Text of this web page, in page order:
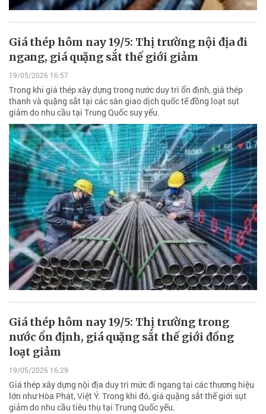
Giá thép hôm nay 19/5: Thị trường nội địa đi
ngang, giá quặng sắt thế giới giảm
19/05/2026 16:57
Trong khi giá thép xây dựng trong nước duy trì ổn định, giá thép
thanh và quặng sắt tại các sàn giao dịch quốc tế đồng loạt sụt
giảm do nhu cầu tại Trung Quốc suy yếu.
Giá thép hôm nay 19/5: Thị trường trong
nước ổn định, giá quặng sắt thế giới đồng
loạt giảm
19/05/2026 16:29
Giá thép xây dựng nội địa duy trì mức đi ngang tại các thương hiệu
lớn như Hòa Phát, Việt Ý. Trong khi đó, giá quặng sắt thế giới sụt
giảm do nhu cầu tiêu thụ tại Trung Quốc yếu.